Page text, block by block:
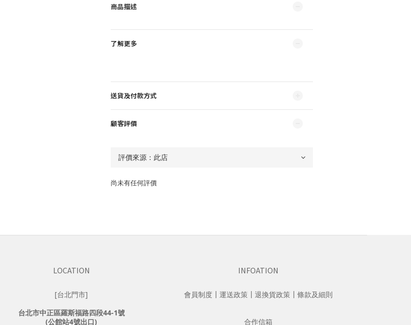
商品描述
了解更多
送貨及付款方式
顧客評價
尚未有任何評價
LOCATION
[台北門市]
台北市中正區羅斯福路四段44-1號
(公館站4號出口)
INFOATION
會員制度 ┃ 運送政策 ┃ 退換貨政策 ┃ 條款及細則
合作信箱